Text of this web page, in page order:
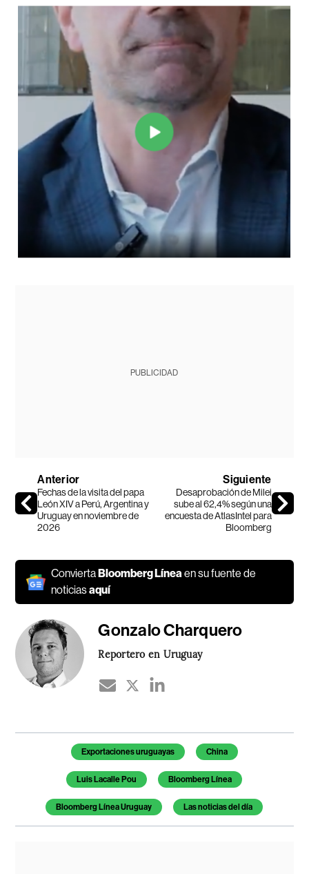
PUBLICIDAD
Anterior
Fechas de la visita del papa
León XIV a Perú, Argentina y
Uruguay en noviembre de
2026
Siguiente
Desaprobación de Milei
sube al 62,4% según una
encuesta de AtlasIntel para
Bloomberg
Convierta Bloomberg Líneaen su fuente de
noticiasaquí
Gonzalo Charquero
Reportero en Uruguay
Temas de este artículo
Exportaciones uruguayas China
Luis Lacalle Pou Bloomberg Línea
Bloomberg Línea Uruguay Las noticias del día